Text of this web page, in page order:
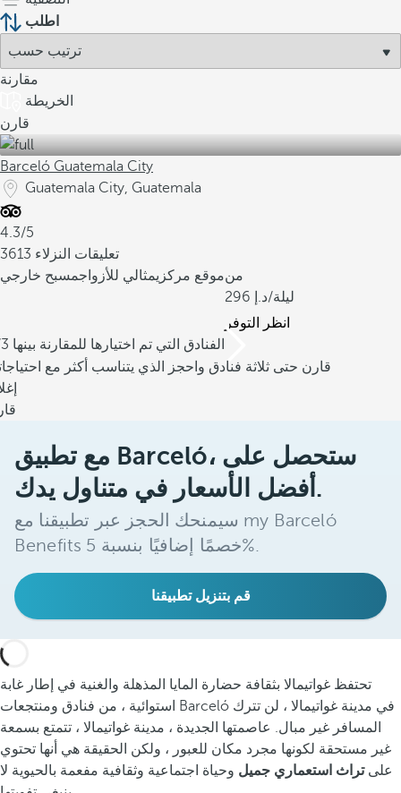
اطلب
مقارنة
الخريطة
قارن
Barceló Guatemala City
Guatemala City, Guatemala
4.3/5
3613 تعليقات النزلاء
موقع مركزيمثالي للأزواجمسبح خارجي
من
296
/ليلة
انظر التوفر
/3 الفنادق التي تم اختيارها للمقارنة بينها
قارن حتى ثلاثة فنادق واحجز الذي يتناسب أكثر مع
مع تطبيق Barceló، ستحصل على
أفضل الأسعار في متناول يدك.
سيمنحك الحجز عبر تطبيقنا مع my Barceló
Benefits خصمًا إضافيًا بنسبة 5%.
قم بتنزيل تطبيقنا
تحتفظ غواتيمالا بثقافة حضارة المايا المذهلة والغنية في إطار غابة
استوائية ، من فنادق ومنتجعات Barceló في مدينة غواتيمالا ، لن تترك
المسافر غير مبال. عاصمتها الجديدة ، مدينة غواتيمالا ، تتمتع بسمعة
غير مستحقة لكونها مجرد مكان للعبور ، ولكن الحقيقة هي أنها تحتوي
علىتراث استعماري جميل وحياة اجتماعية وثقافية مفعمة بالحيوية لا